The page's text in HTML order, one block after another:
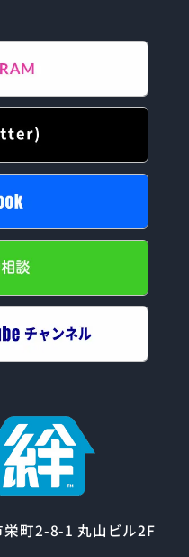
栄町2-8-1 丸山ビル2F